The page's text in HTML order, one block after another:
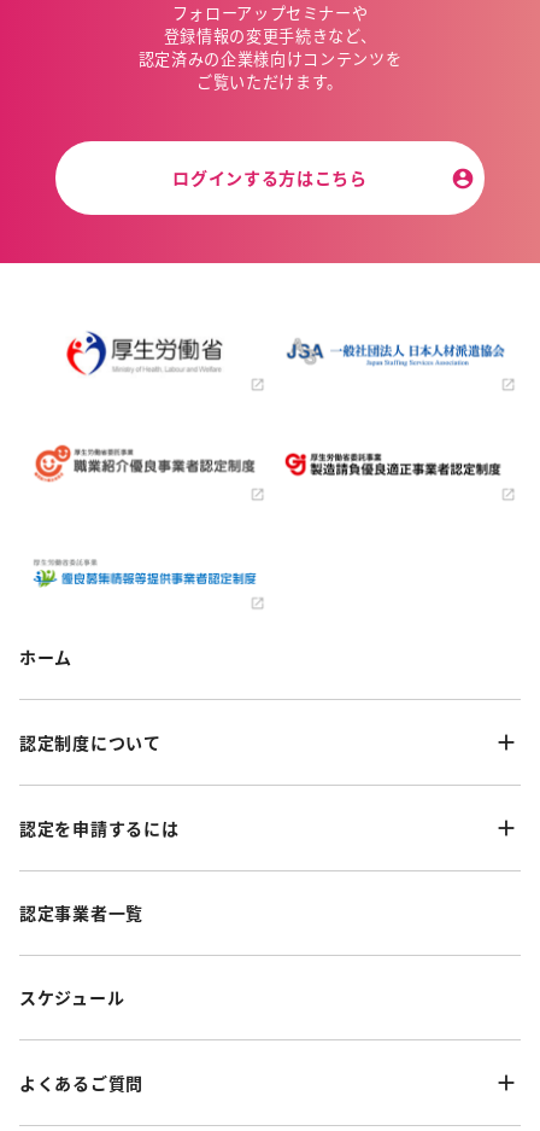
フォローアップセミナーや
登録情報の変更手続きなど、
認定済みの企業様向けコンテンツを
ご覧いただけます。
ログインする方はこちら
ホーム
認定制度について
認定を申請するには
認定事業者一覧
スケジュール
よくあるご質問